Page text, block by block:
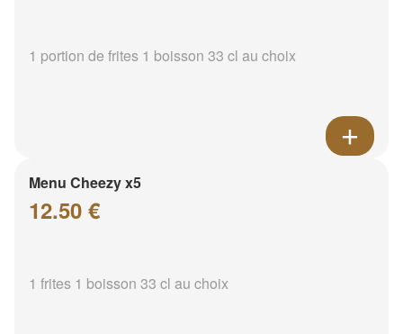
1 portion de frites 1 boisson 33 cl au choix
Menu Cheezy x5
12.50 €
1 frites 1 boisson 33 cl au choix